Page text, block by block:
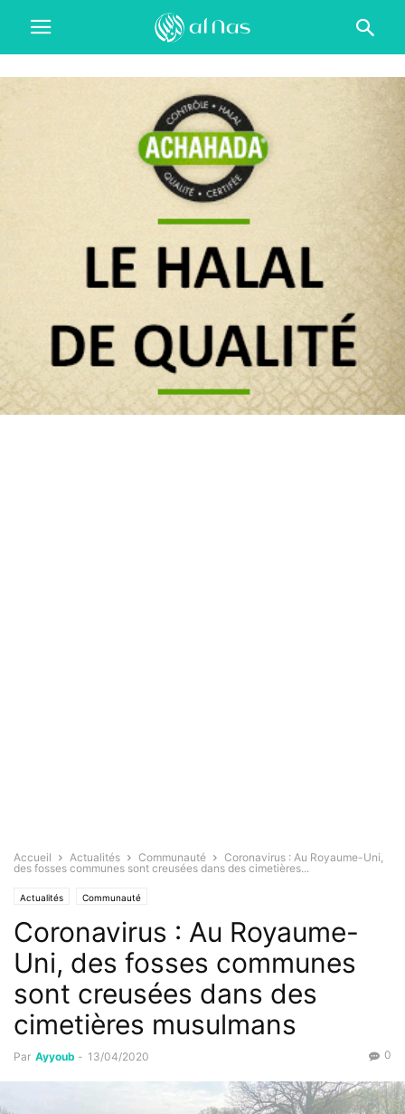
Accueil Actualités Communauté
Coronavirus : Au Royaume-Uni,
des fosses communes sont creusées dans des cimetières...
Actualités Communauté
Coronavirus : Au Royaume-
Uni, des fosses communes
sont creusées dans des
cimetières musulmans
Par Ayyoub - 13/04/2020 0